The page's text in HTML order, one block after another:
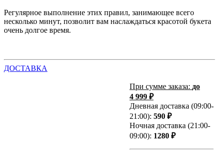
Регулярное выполнение этих правил, занимающее всего
несколько минут, позволит вам наслаждаться красотой букета
очень долгое время.
ДОСТАВКА
При сумме заказа: до
4 999 ₽
Дневная доставка (09:00-
21:00): 590 ₽
Ночная доставка (21:00-
09:00): 1280 ₽